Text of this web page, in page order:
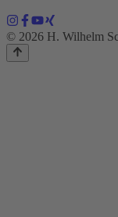
© 2026 H. Wilhelm